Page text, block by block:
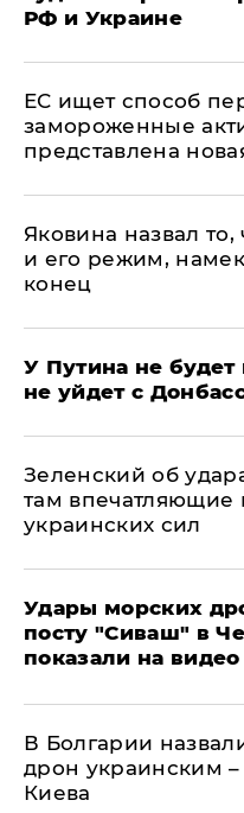
РФ и Украине
ЕС ищет способ
замороженные
представлена
Яковина назвал то,
и его режим,
конец
У Путина не
не уйдет с
Зеленский об
там впечатляющие
украинских сил
Удары морских
посту "Сиваш" в
показали на видео
В Болгарии
дрон украинским
Киева